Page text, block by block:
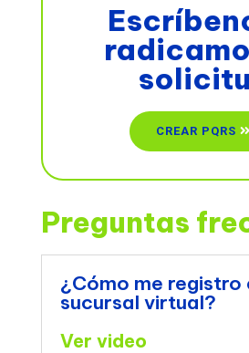
CREAR PQRS
Preguntas
¿Cómo me registro
sucursal virtual?
Ver video